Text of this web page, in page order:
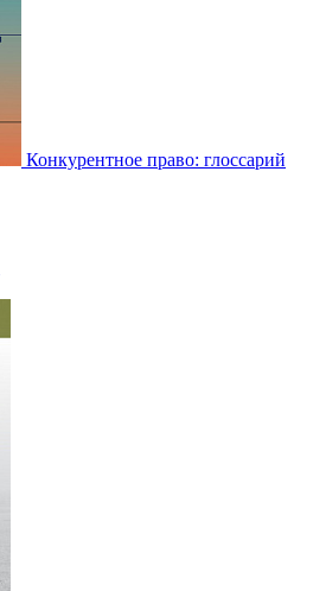
Конкурентное право: глоссарий